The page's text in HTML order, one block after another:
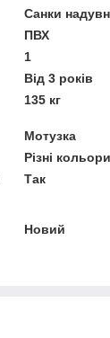
Санки
ПВХ
1
Від 3 років
135 кг
Мотузка
Різні кольори
Так
Новий